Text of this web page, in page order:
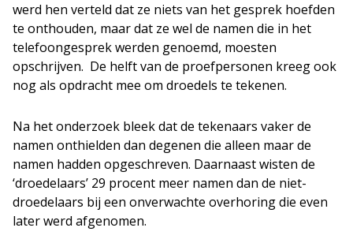
werd hen verteld dat ze niets van het gesprek hoefden
te onthouden, maar dat ze wel de namen die in het
telefoongesprek werden genoemd, moesten
opschrijven. De helft van de proefpersonen kreeg ook
nog als opdracht mee om droedels te tekenen.
Na het onderzoek bleek dat de tekenaars vaker de
namen onthielden dan degenen die alleen maar de
namen hadden opgeschreven. Daarnaast wisten de
‘droedelaars’ 29 procent meer namen dan de niet-
droedelaars bij een onverwachte overhoring die even
later werd afgenomen.